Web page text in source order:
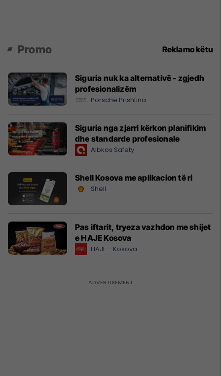
Promo Reklamo këtu
Siguria nuk ka alternativë - zgjedh
profesionalizëm
Porsche Prishtina
Siguria nga zjarri kërkon planifikim
dhe standarde profesionale
Albkos Safety
Shell Kosova me aplikacion të ri
Shell
Pas iftarit, tryeza vazhdon me shijet
e HAJE Kosova
HAJE - Kosova